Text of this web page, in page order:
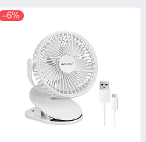
–6%